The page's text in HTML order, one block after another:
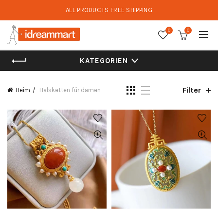
ALL PRODUCTS FREE SHIPPING
0 0
KATEGORIEN
Heim Halsketten für damen Filter